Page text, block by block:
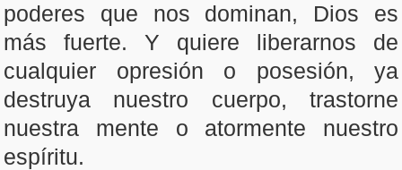
poderes que nos dominan, Dios es
más fuerte. Y quiere liberarnos de
cualquier opresión o posesión, ya
destruya nuestro cuerpo, trastorne
nuestra mente o atormente nuestro
espíritu.